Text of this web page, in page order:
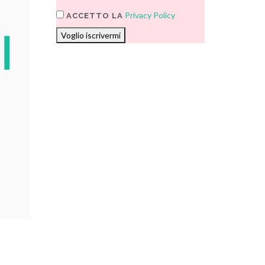
ACCETTO LA Privacy Policy
Voglio iscrivermi